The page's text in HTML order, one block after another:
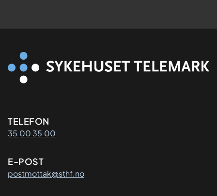
Kontaktinformasjon
TELEFON
35 00 35 00
E-POST
postmottak@sthf.no